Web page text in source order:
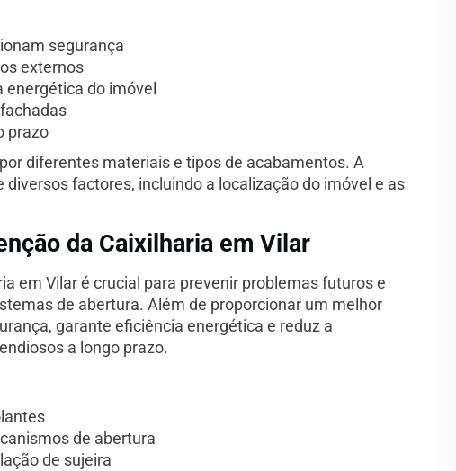
segurança
externos
do imóvel
prazo
diferentes materiais e tipos de acabamentos. A
factores, incluindo a localização do imóvel e as
da Caixilharia em Vilar
em Vilar é crucial para prevenir problemas futuros e
de abertura. Além de proporcionar um melhor
garante eficiência energética e reduz a
a longo prazo.
de abertura
de sujeira